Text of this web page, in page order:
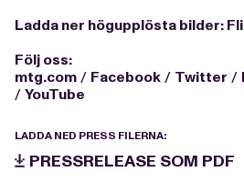
Ladda ner högupplösta bilder:
Följ oss:
mtg.com / Facebook / Twitter /
/ YouTube
LADDA NED PRESS FILERNA:
PRESSRELEASE SOM PDF